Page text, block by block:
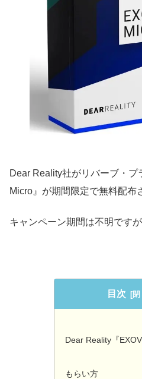
Dear Reality社がリバーブ・
Micro』が期間限定で無料配布
キャンペーン期間は不明です
目次
Dear Reality『
もらい方